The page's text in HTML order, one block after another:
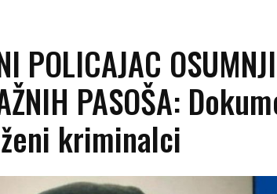
POLICAJAC
PASOŠA:
kriminalci